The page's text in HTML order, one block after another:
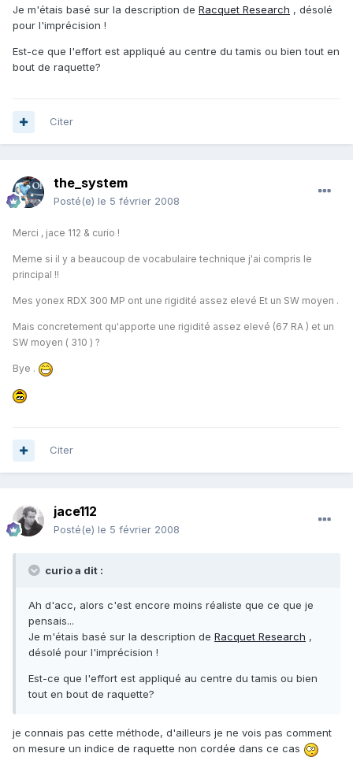
Je m'étais basé sur la description de Racquet Research , désolé
pour l'imprécision !
Est-ce que l'effort est appliqué au centre du tamis ou bien tout en
bout de raquette?
Citer
the_system
Posté(e) le 5 février 2008
Merci , jace 112 & curio !
Meme si il y a beaucoup de vocabulaire technique j'ai compris le
principal !!
Mes yonex RDX 300 MP ont une rigidité assez elevé Et un SW moyen .
Mais concretement qu'apporte une rigidité assez elevé (67 RA ) et un
SW moyen ( 310 ) ?
Bye .
Citer
jace112
Posté(e) le 5 février 2008
curio a dit :
Ah d'acc, alors c'est encore moins réaliste que ce que je
pensais...
Je m'étais basé sur la description de Racquet Research ,
désolé pour l'imprécision !
Est-ce que l'effort est appliqué au centre du tamis ou bien
tout en bout de raquette?
je connais pas cette méthode, d'ailleurs je ne vois pas comment
on mesure un indice de raquette non cordée dans ce cas